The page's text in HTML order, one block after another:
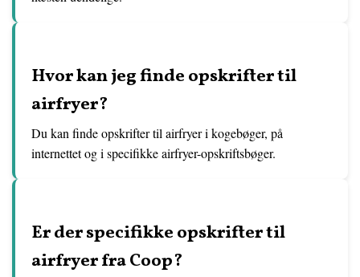
Hvor kan jeg finde opskrifter til
airfryer?
Du kan finde opskrifter til airfryer i kogebøger, på
internettet og i specifikke airfryer-opskriftsbøger.
Er der specifikke opskrifter til
airfryer fra Coop?